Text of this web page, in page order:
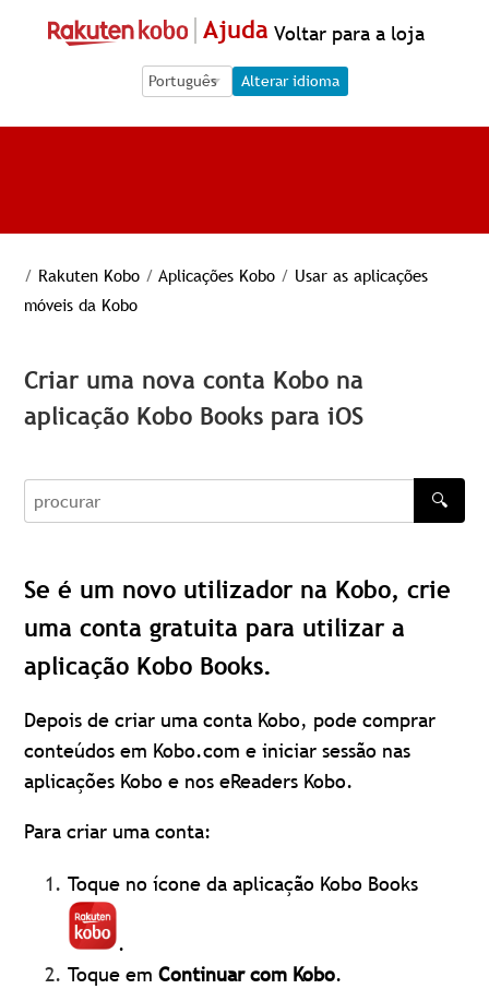
Ajuda Voltar para a loja
Language Selection
Language Selection
Alterar idioma
/ Rakuten Kobo / Aplicações Kobo / Usar as aplicações
móveis da Kobo
Criar uma nova conta Kobo na
aplicação Kobo Books para iOS
procurar
🔍
Se é um novo utilizador na Kobo, crie
uma conta gratuita para utilizar a
aplicação Kobo Books.
Depois de criar uma conta Kobo, pode comprar
conteúdos em Kobo.com e iniciar sessão nas
aplicações Kobo e nos eReaders Kobo.
Para criar uma conta:
Toque no ícone da aplicação Kobo Books
.
Toque emContinuar com Kobo.